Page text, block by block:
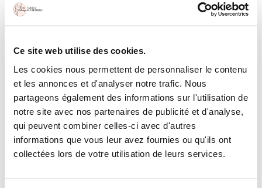
Ce site web utilise des cookies.
Les cookies nous permettent de personnaliser le contenu
et les annonces et d'analyser notre trafic. Nous
partageons également des informations sur l'utilisation de
notre site avec nos partenaires de publicité et d'analyse,
qui peuvent combiner celles-ci avec d'autres
informations que vous leur avez fournies ou qu'ils ont
collectées lors de votre utilisation de leurs services.
souvent recommandé.
Le visage :
physiques après une perte de poids. Dans de rares
Les résultats après une opération esthétique
réparatrice en Tunisie
A la suite d’uneopération esthétique en Tunisie, le
corps est resculpté et retrouve une parfaite
harmonie. Les résultats sont excellents, le poids est
stabilisé et les patients sont débarrassés de leur
excès de peau. Les bénéfices sont donc nombreux et